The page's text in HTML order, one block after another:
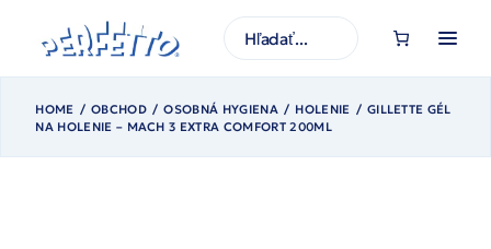
obsah
H
ľ
d
ť
HOME OBCHOD OSOBNÁ HYGIENA HOLENIE
GILLETTE GÉL
NA HOLENIE – MACH 3 EXTRA COMFORT 200ML